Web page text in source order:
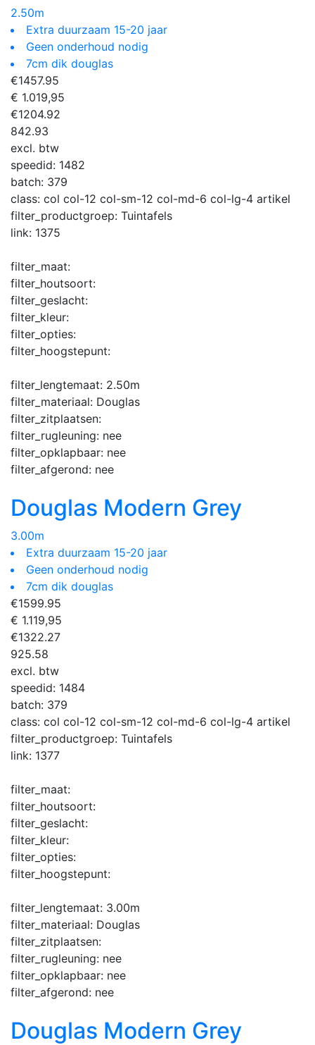
2.50m
Extra duurzaam 15-20 jaar
Geen onderhoud nodig
7cm dik douglas
€1457.95
€ 1.019,95
€1204.92
842.93
excl. btw
speedid: 1482
batch: 379
class: col col-12 col-sm-12 col-md-6 col-lg-4 artikel
filter_productgroep: Tuintafels
link: 1375
filter_maat:
filter_houtsoort:
filter_geslacht:
filter_kleur:
filter_opties:
filter_hoogstepunt:
filter_lengtemaat: 2.50m
filter_materiaal: Douglas
filter_zitplaatsen:
filter_rugleuning: nee
filter_opklapbaar: nee
filter_afgerond: nee
Douglas Modern Grey
3.00m
Extra duurzaam 15-20 jaar
Geen onderhoud nodig
7cm dik douglas
€1599.95
€ 1.119,95
€1322.27
925.58
excl. btw
speedid: 1484
batch: 379
class: col col-12 col-sm-12 col-md-6 col-lg-4 artikel
filter_productgroep: Tuintafels
link: 1377
filter_maat:
filter_houtsoort:
filter_geslacht:
filter_kleur:
filter_opties:
filter_hoogstepunt:
filter_lengtemaat: 3.00m
filter_materiaal: Douglas
filter_zitplaatsen:
filter_rugleuning: nee
filter_opklapbaar: nee
filter_afgerond: nee
Douglas Modern Grey